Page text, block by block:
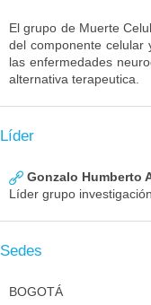
El grupo de Muerte
del componente celular
las enfermedades
alternativa terapeutica.
Líder
Gonzalo Humberto
Líder grupo
Sedes
BOGOTÁ